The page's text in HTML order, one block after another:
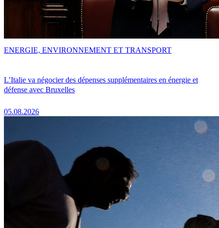
L’Italie va négocier des dépenses supplémentaires en énergie et
défense avec Bruxelles
05.08.2026
ENERGIE, ENVIRONNEMENT ET TRANSPORT